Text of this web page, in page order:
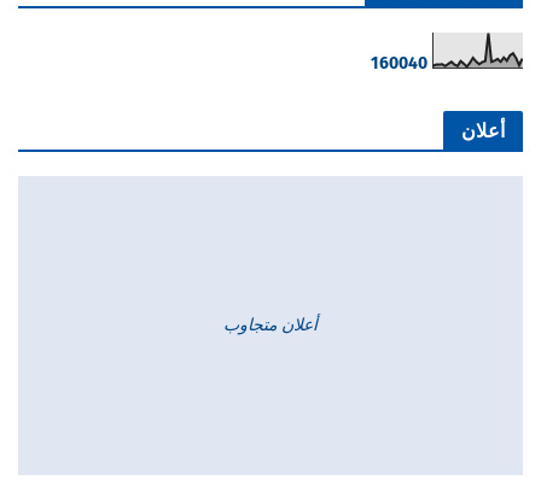
160040
أعلان
أعلان متجاوب